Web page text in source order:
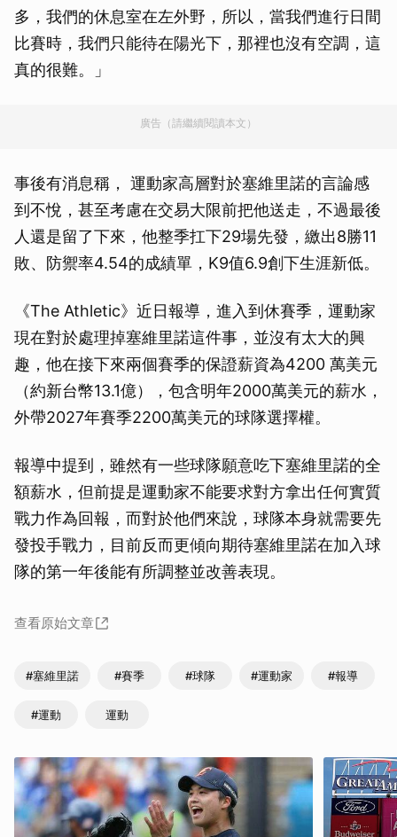
多，我們的休息室在左外野，所以，當我們進行日間
比賽時，我們只能待在陽光下，那裡也沒有空調，這
真的很難。」
廣告（請繼續閱讀本文）
事後有消息稱， 運動家高層對於塞維里諾的言論感
到不悅，甚至考慮在交易大限前把他送走，不過最後
人還是留了下來，他整季扛下29場先發，繳出8勝11
敗、防禦率4.54的成績單，K9值6.9創下生涯新低。
《The Athletic》近日報導，進入到休賽季，運動家
現在對於處理掉塞維里諾這件事，並沒有太大的興
趣，他在接下來兩個賽季的保證薪資為4200 萬美元
（約新台幣13.1億），包含明年2000萬美元的薪水，
外帶2027年賽季2200萬美元的球隊選擇權。
報導中提到，雖然有一些球隊願意吃下塞維里諾的全
額薪水，但前提是運動家不能要求對方拿出任何實質
戰力作為回報，而對於他們來說，球隊本身就需要先
發投手戰力，目前反而更傾向期待塞維里諾在加入球
隊的第一年後能有所調整並改善表現。
查看原始文章
#塞維里諾 #賽季 #球隊 #運動家 #報導
#運動 運動